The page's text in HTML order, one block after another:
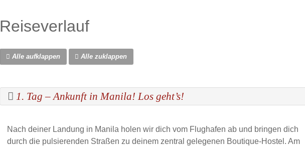
Reiseverlauf
Alle aufklappen Alle zuklappen
1. Tag – Ankunft in Manila! Los geht’s!
Nach deiner Landung in Manila holen wir dich vom Flughafen ab und bringen dich
durch die pulsierenden Straßen zu deinem zentral gelegenen Boutique-Hostel. Am